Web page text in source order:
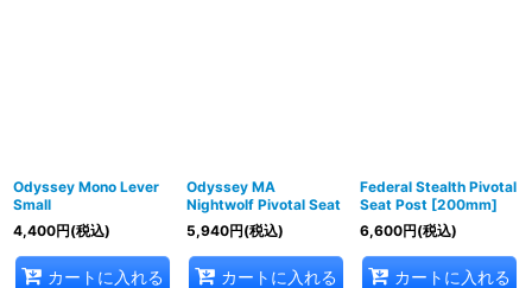
Odyssey Mono Lever
Small
4,400円(税込)
カートに入れる
Odyssey MA
Nightwolf Pivotal Seat
5,940円(税込)
カートに入れる
Federal Stealth Pivotal
Seat Post [200mm]
6,600円(税込)
カートに入れる